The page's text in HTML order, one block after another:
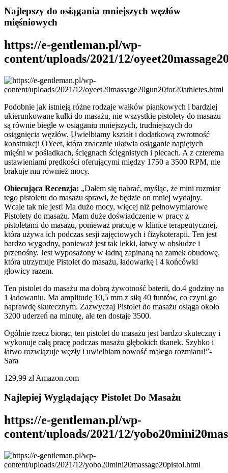
Najlepszy do osiągania mniejszych węzłów
mięśniowych
https://e-gentleman.pl/wp-
content/uploads/2021/12/
Podobnie jak istnieją różne rodzaje wałków piankowych i bardziej
ukierunkowane kulki do masażu, nie wszystkie pistolety do masażu
są równie biegłe w osiąganiu mniejszych, trudniejszych do
osiągnięcia węzłów. Uwielbiamy kształt i dodatkową zwrotność
konstrukcji OYeet, która znacznie ułatwia osiąganie napiętych
mięśni w pośladkach, ścięgnach ścięgnistych i plecach. A z czterema
ustawieniami prędkości oferującymi między 1750 a 3500 RPM, nie
brakuje mu również mocy.
Obiecująca Recenzja: „Dałem się nabrać, myśląc, że mini rozmiar
tego pistoletu do masażu sprawi, że będzie on mniej wydajny.
Wcale tak nie jest! Ma dużo mocy, więcej niż pełnowymiarowe
Pistolety do masażu. Mam duże doświadczenie w pracy z
pistoletami do masażu, ponieważ pracuję w klinice terapeutycznej,
która używa ich podczas sesji zajęciowych i fizykoterapii. Ten jest
bardzo wygodny, ponieważ jest tak lekki, łatwy w obsłudze i
przenośny. Jest wyposażony w ładną zapinaną na zamek obudowę,
która utrzymuje Pistolet do masażu, ładowarkę i 4 końcówki
głowicy razem.
Ten pistolet do masażu ma dobrą żywotność baterii, do.4 godziny na
1 ładowaniu. Ma amplitudę 10,5 mm z siłą 40 funtów, co czyni go
naprawdę skutecznym. Zazwyczaj Pistolet do masażu osiąga około
3200 uderzeń na minutę, ale ten dostaje 3500.
Ogólnie rzecz biorąc, ten pistolet do masażu jest bardzo skuteczny i
wykonuje całą pracę podczas masażu głębokich tkanek. Szybko i
łatwo rozwiązuje węzły i uwielbiam nowość małego rozmiaru!”-
Sara
129,99 zł Amazon.com
Najlepiej Wyglądający Pistolet Do Masażu
https://e-gentleman.pl/wp-
content/uploads/2021/12/